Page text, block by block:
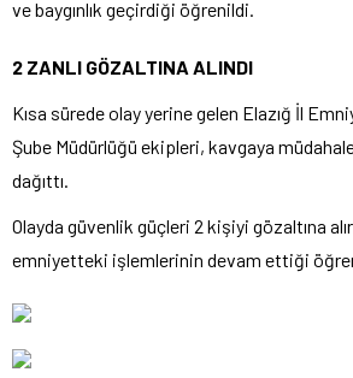
ve baygınlık geçirdiği öğrenildi.
2 ZANLI GÖZALTINA ALINDI
Kısa sürede olay yerine gelen Elazığ İl
Şube Müdürlüğü ekipleri, kavgaya
dağıttı.
Olayda güvenlik güçleri 2 kişiyi gözaltına
emniyetteki işlemlerinin devam ettiği